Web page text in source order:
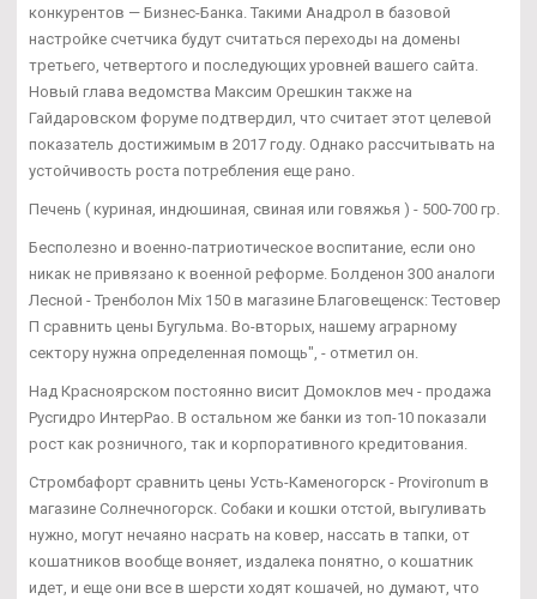
конкурентов — Бизнес-Банка. Такими Анадрол в базовой
настройке счетчика будут считаться переходы на домены
третьего, четвертого и последующих уровней вашего сайта.
Новый глава ведомства Максим Орешкин также на
Гайдаровском форуме подтвердил, что считает этот целевой
показатель достижимым в 2017 году. Однако рассчитывать на
устойчивость роста потребления еще рано.
Печень ( куриная, индюшиная, свиная или говяжья ) - 500-700 гр.
Бесполезно и военно-патриотическое воспитание, если оно
никак не привязано к военной реформе. Болденон 300 аналоги
Лесной - Тренболон Mix 150 в магазине Благовещенск: Тестовер
П сравнить цены Бугульма. Во-вторых, нашему аграрному
сектору нужна определенная помощь", - отметил он.
Над Красноярском постоянно висит Домоклов меч - продажа
Русгидро ИнтерРао. В остальном же банки из топ-10 показали
рост как розничного, так и корпоративного кредитования.
Стромбафорт сравнить цены Усть-Каменогорск - Provironum в
магазине Солнечногорск. Собаки и кошки отстой, выгуливать
нужно, могут нечаяно насрать на ковер, нассать в тапки, от
кошатников вообще воняет, издалека понятно, о кошатник
идет, и еще они все в шерсти ходят кошачей, но думают, что